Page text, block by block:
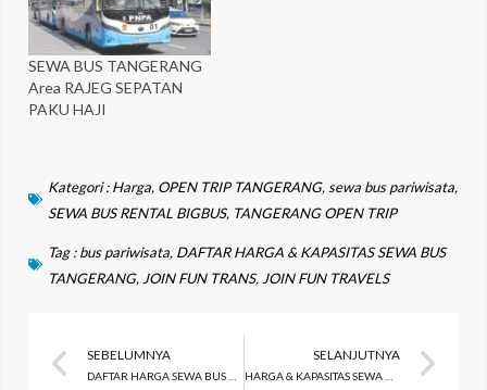
SEWA BUS TANGERANG
Area RAJEG SEPATAN
PAKU HAJI
Kategori :Harga, OPEN TRIP TANGERANG, sewa bus pariwisata,
SEWA BUS RENTAL BIGBUS, TANGERANG OPEN TRIP
Tag :bus pariwisata, DAFTAR HARGA & KAPASITAS SEWA BUS
TANGERANG, JOIN FUN TRANS, JOIN FUN TRAVELS
Prev
SEBELUMNYA SELANJUTNYA